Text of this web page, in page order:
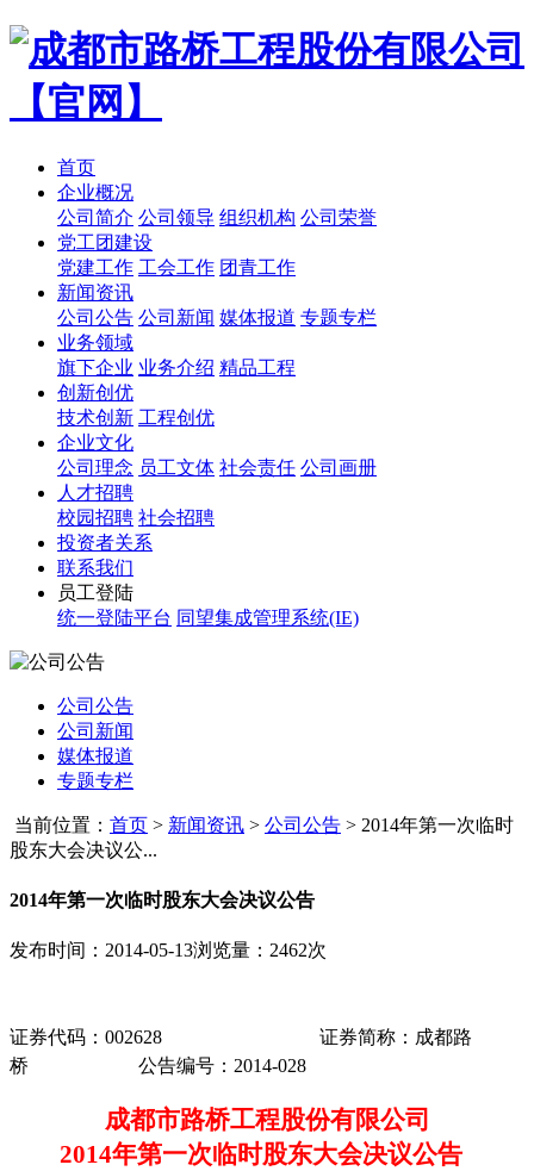
首页
企业概况
公司简介 公司领导 组织机构 公司荣誉
党工团建设
党建工作 工会工作 团青工作
新闻资讯
公司公告 公司新闻 媒体报道 专题专栏
业务领域
旗下企业 业务介绍 精品工程
创新创优
技术创新 工程创优
企业文化
公司理念 员工文体 社会责任 公司画册
人才招聘
校园招聘 社会招聘
投资者关系
联系我们
员工登陆
统一登陆平台 同望集成管理系统(IE)
公司公告
公司新闻
媒体报道
专题专栏
当前位置： 首页 > 新闻资讯 > 公司公告 > 2014年第一次临时
股东大会决议公...
2014年第一次临时股东大会决议公告
发布时间：2014-05-13浏览量：2462次
证券代码： 002628
证券简称：成都路
桥
公告编号 ： 2014-028
成都市路桥工程股份有限公司
2014年第一次临时股东大会决议公告